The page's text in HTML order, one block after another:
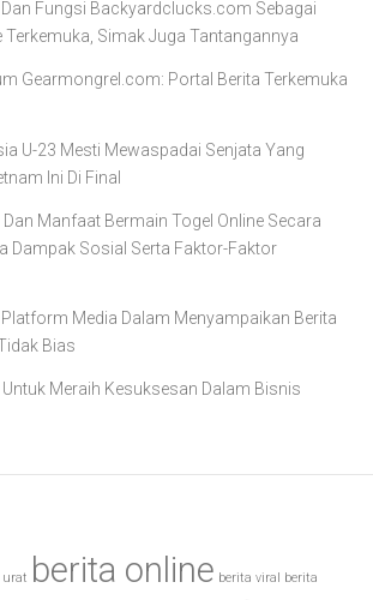
Fungsi Backyardclucks.com Sebagai
Terkemuka, Simak Juga Tantangannya
Gearmongrel.com: Portal Berita Terkemuka
U-23 Mesti Mewaspadai Senjata Yang
Ini Di Final
Manfaat Bermain Togel Online Secara
Dampak Sosial Serta Faktor-Faktor
Media Dalam Menyampaikan Berita
Bias
Meraih Kesuksesan Dalam Bisnis
berita online berita viral
berita